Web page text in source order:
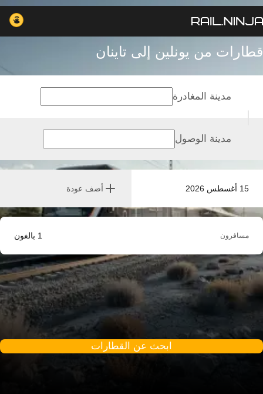
قطارات من يونلين إلى تاينان
15 أغسطس 2026 أضف عودة
مدينة المغادرة
مدينة الوصول
مسافرون 1 بالغون
ابحث عن القطارات